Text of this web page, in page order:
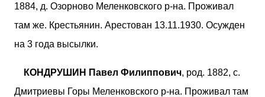
1884, д. Озорново Меленковского р-на. Проживал
там же. Крестьянин. Арестован 13.11.1930. Осужден
на 3 года высылки.
КОНДРУШИН Павел Филиппович, род. 1882, с.
Дмитриевы Горы Меленковского р-на. Проживал там